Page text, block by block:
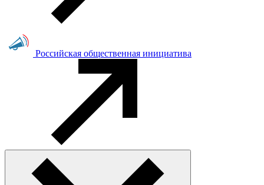
Российская общественная инициатива